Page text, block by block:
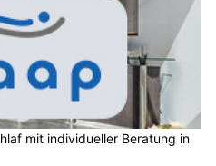
mit individueller Beratung in